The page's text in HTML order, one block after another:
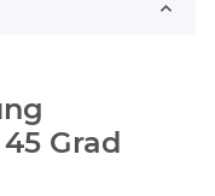
Grad